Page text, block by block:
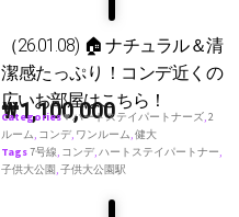
（26.01.08) 🏠 ナチュラル＆清
潔感たっぷり！コンデ近くの
広いお部屋はこちら！
₩1,100,000
Categories♥ ハートステイパートナーズ,2
ルーム, コンデ, ワンルーム,健大
Tags7号線, コンデ,ハートステイパートナー,
子供大公園 ,子供大公園駅